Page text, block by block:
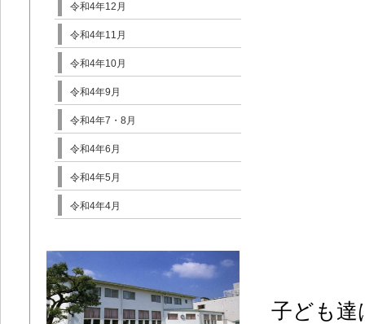
子ども達
令和4年12月
令和4年11月
令和4年10月
令和4年9月
令和4年7・8月
令和4年6月
令和4年5月
令和4年4月